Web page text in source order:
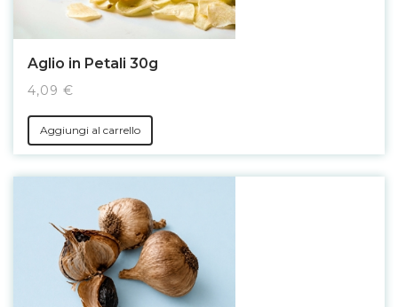
Aglio in Petali 30g
4,09 €
Aggiungi al carrello